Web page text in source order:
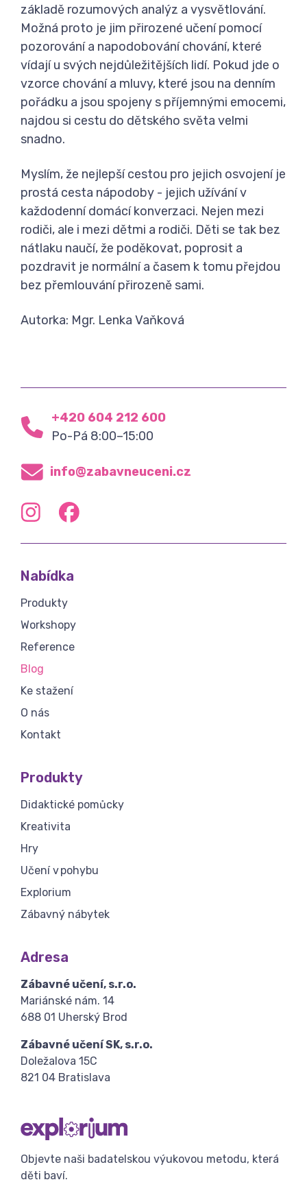
základě rozumových analýz a vysvětlování.
Možná proto je jim přirozené učení pomocí
pozorování a napodobování chování, které
vídají u svých nejdůležitějších lidí. Pokud jde o
vzorce chování a mluvy, které jsou na denním
pořádku a jsou spojeny s příjemnými emocemi,
najdou si cestu do dětského světa velmi
snadno.
Myslím, že nejlepší cestou pro jejich osvojení je
prostá cesta nápodoby - jejich užívání v
každodenní domácí konverzaci. Nejen mezi
rodiči, ale i mezi dětmi a rodiči. Děti se tak bez
nátlaku naučí, že poděkovat, poprosit a
pozdravit je normální a časem k tomu přejdou
bez přemlouvání přirozeně sami.
Autorka: Mgr. Lenka Vaňková
+420 604 212 600
Po-Pá 8:00–15:00
info@zabavneuceni.cz
Nabídka
Produkty
Workshopy
Reference
Blog
Ke stažení
O nás
Kontakt
Produkty
Didaktické pomůcky
Kreativita
Hry
Učení v pohybu
Explorium
Zábavný nábytek
Adresa
Zábavné učení, s.r.o.
Mariánské nám. 14
688 01 Uherský Brod
Zábavné učení SK, s.r.o.
Doležalova 15C
821 04 Bratislava
Objevte naši badatelskou výukovou metodu, která
děti baví.